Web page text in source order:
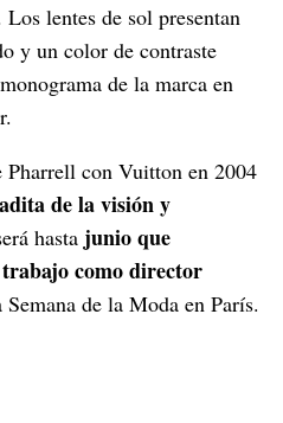
lentes de sol presentan
y un color de contraste
de la marca en
Pharrell con Vuitton en 2004
de la visión y
hasta junio que
como director
de la Moda en París.